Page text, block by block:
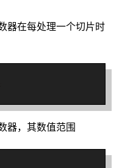
器在每处理一个切片时
器，其数值范围